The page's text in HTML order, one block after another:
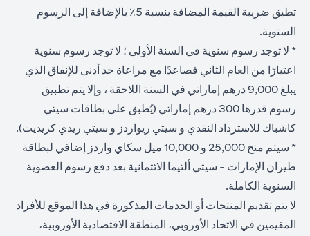
تطبق ضريبة القيمة المضافة بنسبة 5٪ بالإضافة إلى الرسوم
السنوية.
* لا توجد رسوم سنوية في السنة الأولى ؛ لا توجد رسوم سنوية
اعتبارًا من العام الثاني فصاعدًا مع مراعاة حد أدنى للإنفاق الذي
يبلغ 9,000 درهم إماراتي في السنة اللاحقة ، وإلا يتم تطبيق
رسوم قدرها 300 درهم إماراتي (يُطبق على بطاقات سيتي
كاشباك للاسترداد النقدي و سيتي ريواردز و سيتي ريدي كريديت).
* سيتم منح 25,000 و 10,000 ميل سكاي واردز إضافي لبطاقة
طيران الإمارات - سيتي ألتيما الائتمانية بعد دفع رسوم العضوية
السنوية الكاملة.
لا يتم تقديم المنتجات أو الخدمات المذكورة في هذا الموقع للأفراد
المقيمين في الاتحاد الأوروبي، المنطقة الاقتصادية الأوروبية،